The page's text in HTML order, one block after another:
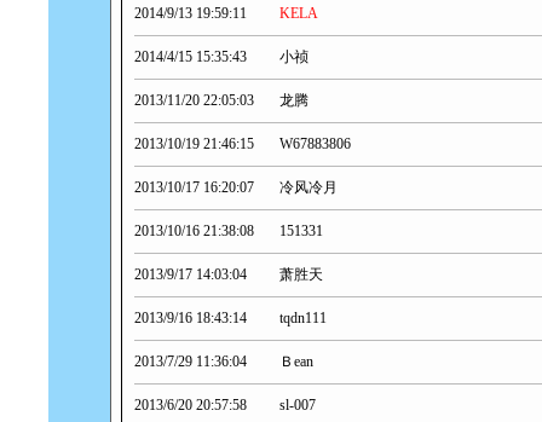
2014/9/13 19:59:11 KELA
2014/4/15 15:35:43 小祯
2013/11/20 22:05:03 龙腾
2013/10/19 21:46:15 W67883806
2013/10/17 16:20:07 冷风冷月
2013/10/16 21:38:08 151331
2013/9/17 14:03:04 萧胜天
2013/9/16 18:43:14 tqdn111
2013/7/29 11:36:04 Ｂean
2013/6/20 20:57:58 sl-007